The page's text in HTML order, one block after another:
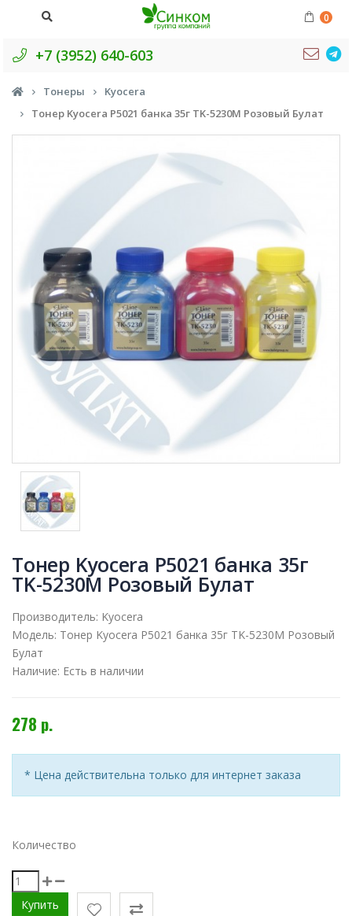
0
+7 (3952) 640-603
Тонеры
Kyocera
Тонер Kyocera P5021 банка 35г TK-5230M Розовый Булат
Тонер Kyocera P5021 банка 35г
TK-5230M Розовый Булат
Производитель: Kyocera
Модель: Тонер Kyocera P5021 банка 35г TK-5230M Розовый
Булат
Наличие: Есть в наличии
278 р.
* Цена действительна только для интернет заказа
Количество